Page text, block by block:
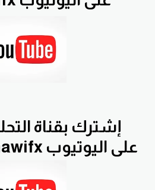
إشترك بقناة
اليومية Hennawifx على اليوتيوب